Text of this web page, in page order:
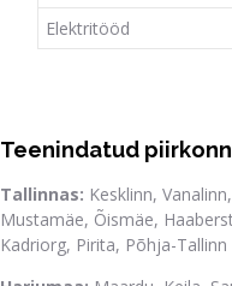
Elektritööd
Teenindatud
Tallinnas: Kesklinn,
Mustamäe, Õismäe,
Kadriorg, Pirita, Põhja-Tallinn